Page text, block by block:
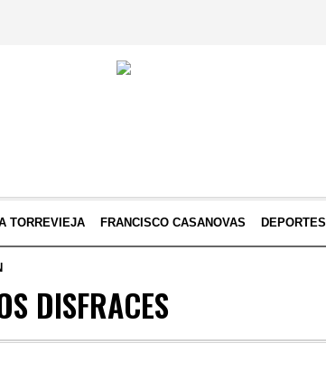
TORREVIEJA FRANCISCO CASANOVAS DEPORTES
DISFRACES